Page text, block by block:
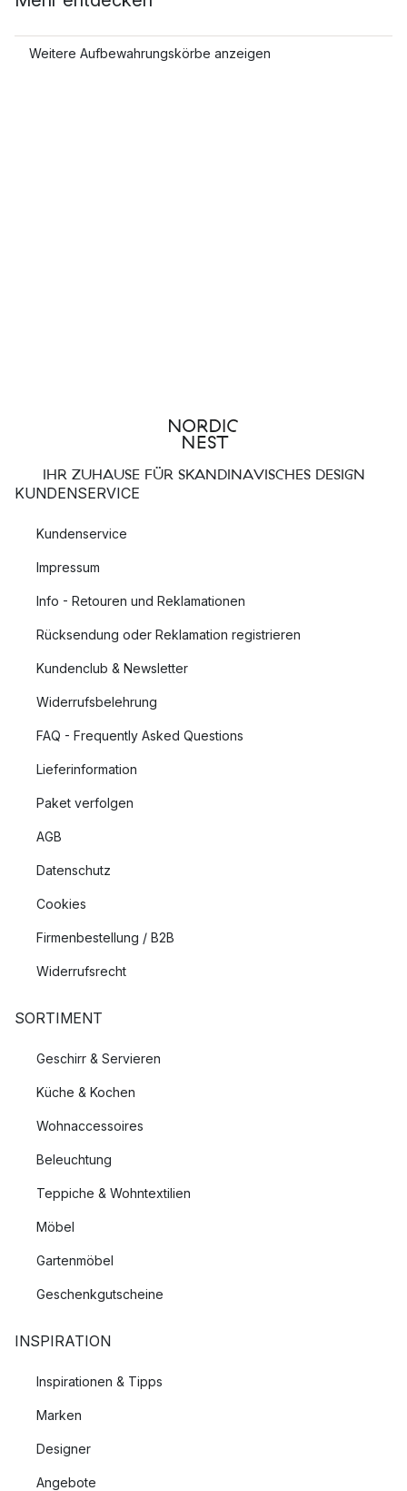
Weitere Aufbewahrungskörbe anzeigen
IHR ZUHAUSE FÜR SKANDINAVISCHES DESIGN
KUNDENSERVICE
Kundenservice
Impressum
Info - Retouren und Reklamationen
Rücksendung oder Reklamation registrieren
Kundenclub & Newsletter
Widerrufsbelehrung
FAQ - Frequently Asked Questions
Lieferinformation
Paket verfolgen
AGB
Datenschutz
Cookies
Firmenbestellung / B2B
Widerrufsrecht
SORTIMENT
Geschirr & Servieren
Küche & Kochen
Wohnaccessoires
Beleuchtung
Teppiche & Wohntextilien
Möbel
Gartenmöbel
Geschenkgutscheine
INSPIRATION
Inspirationen & Tipps
Marken
Designer
Angebote